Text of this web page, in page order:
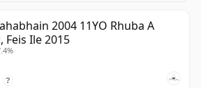
2004 11YO Rhuba A
Feis Ile 2015
?